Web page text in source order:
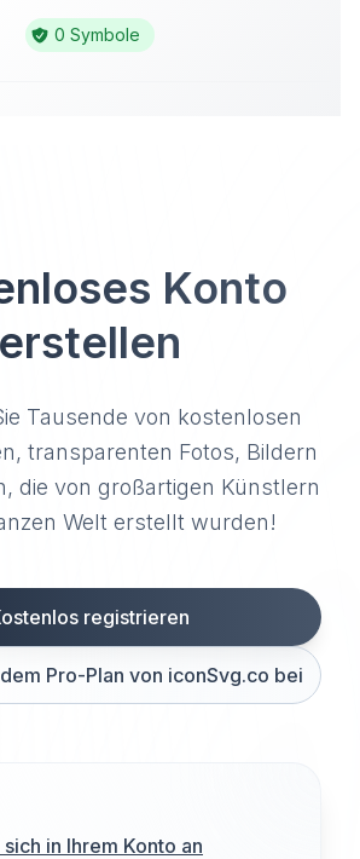
0 Symbole
Konto
erstellen
Tausende von kostenlosen
transparenten Fotos, Bildern
die von großartigen Künstlern
Welt erstellt wurden!
registrieren
Pro-Plan von iconSvg.co bei
in Ihrem Konto an